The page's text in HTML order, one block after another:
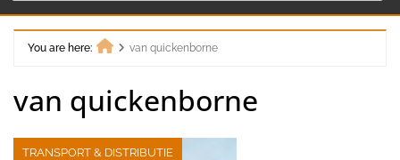
You are here:
van quickenborne
van quickenborne
TRANSPORT & DISTRIBUTIE